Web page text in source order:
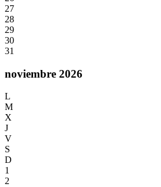
27
28
29
30
31
noviembre 2026
L
M
X
J
V
S
D
1
2